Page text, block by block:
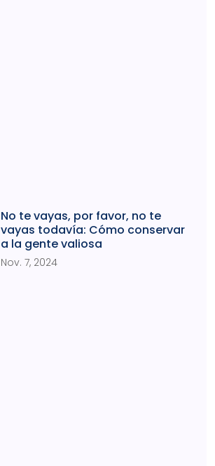
No te vayas, por favor, no te
vayas todavía: Cómo conservar
a la gente valiosa
Nov. 7, 2024